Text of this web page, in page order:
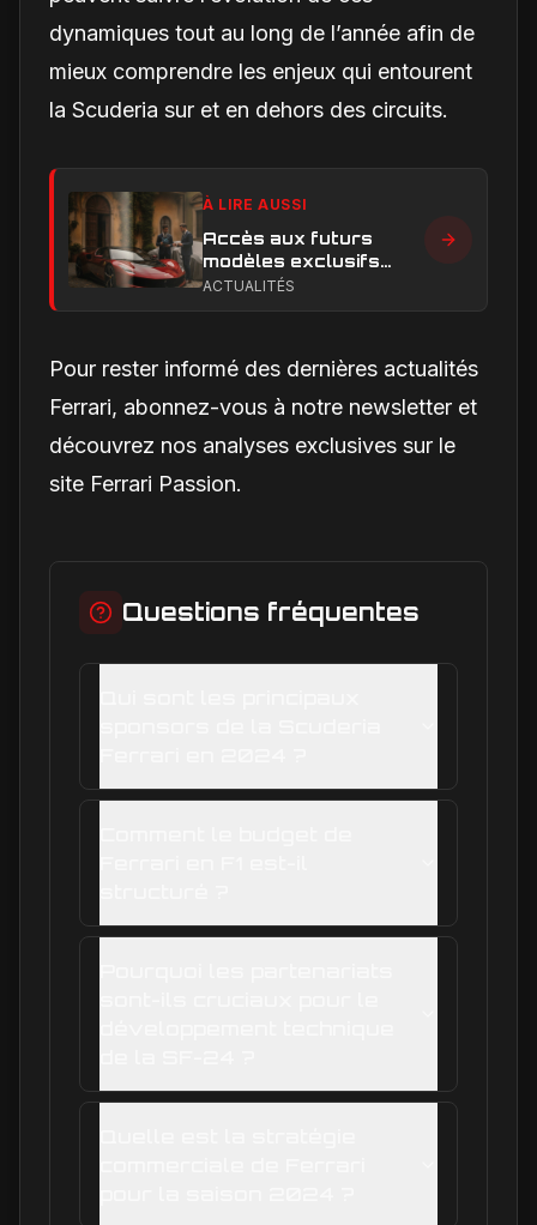
dynamiques tout au long de l’année afin de
mieux comprendre les enjeux qui entourent
la Scuderia sur et en dehors des circuits.
À LIRE AUSSI
Accès aux futurs
modèles exclusifs
Ferrari : l'achat
ACTUALITÉS
Pour rester informé des dernières actualités
Ferrari, abonnez-vous à notre newsletter et
découvrez nos analyses exclusives sur le
site Ferrari Passion.
Questions fréquentes